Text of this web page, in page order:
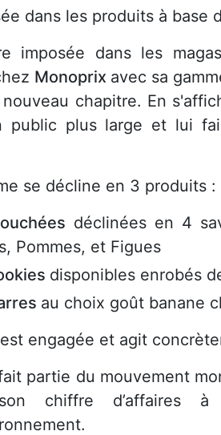
dans les produits à base
imposée dans les
Monoprix avec sa
chapitre. En
public plus large et lui
se décline en 3 produits :
déclinées en 4
Pommes, et Figues
disponibles enrobés
au choix goût banane
engagée et agit
partie du mouvement
chiffre d’affaires à